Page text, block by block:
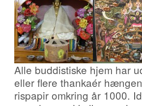
Alle buddistiske hjem har
eller flere thankaér
rispapir omkring år 1000.